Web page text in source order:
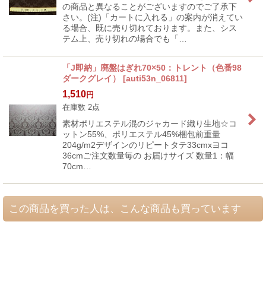
の商品と異なることがございますのでご了承下
さい。(注)「カートに入れる」の案内が消えてい
る場合、既に売り切れております。また、シス
テム上、売り切れの場合でも「…
「J即納」廃盤はぎれ70×50：トレント（色番98
ダークグレイ）
[auti53n_06811]
1,510円
在庫数 2点
素材ポリエステル混のジャカード織り生地☆コ
ットン55%、ポリエステル45%梱包前重量
204g/m2デザインのリピートタテ33cmxヨコ
36cmご注文数量毎の お届けサイズ 数量1：幅
70cm…
この商品を買った人は、こんな商品も買っています